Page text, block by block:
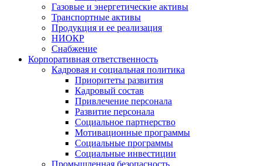
Газовые и энергетические активы
Транспортные активы
Продукция и ее реализация
НИОКР
Снабжение
Корпоративная ответственность
Кадровая и социальная политика
Приоритеты развития
Кадровый состав
Привлечение персонала
Развитие персонала
Социальное партнерство
Мотивационные программы
Социальные программы
Социальные инвестиции
Промышленная безопасность